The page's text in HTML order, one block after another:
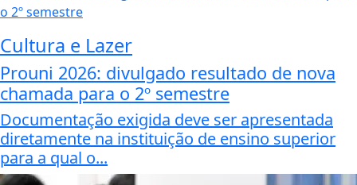
Cultura e Lazer
Prouni 2026: divulgado resultado de nova
chamada para o 2º semestre
Documentação exigida deve ser apresentada
diretamente na instituição de ensino superior
para a qual o...